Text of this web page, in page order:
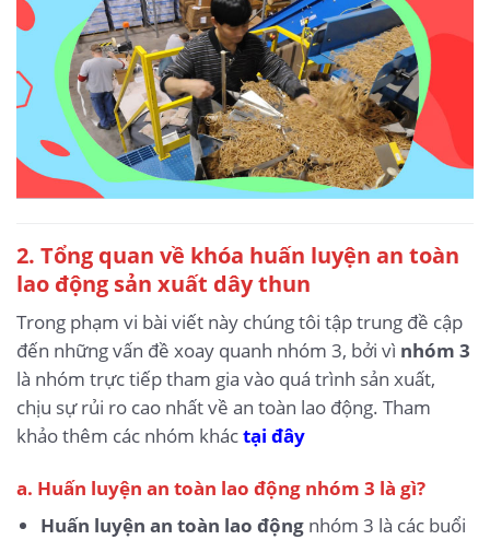
2. Tổng quan về khóa huấn luyện an toàn
lao động sản xuất dây thun
Trong phạm vi bài viết này chúng tôi tập trung đề cập
đến những vấn đề xoay quanh nhóm 3, bởi vì nhóm 3
là nhóm trực tiếp tham gia vào quá trình sản xuất,
chịu sự rủi ro cao nhất về an toàn lao động. Tham
khảo thêm các nhóm kháctại đây
a. Huấn luyện an toàn lao động nhóm 3 là gì?
Huấn luyện an toàn lao độngnhóm 3 là các buổi